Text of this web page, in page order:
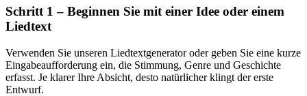
Schritt 1 – Beginnen Sie mit einer Idee oder einem
Liedtext
Verwenden Sie unseren Liedtextgenerator oder geben Sie eine kurze
Eingabeaufforderung ein, die Stimmung, Genre und Geschichte
erfasst. Je klarer Ihre Absicht, desto natürlicher klingt der erste
Entwurf.